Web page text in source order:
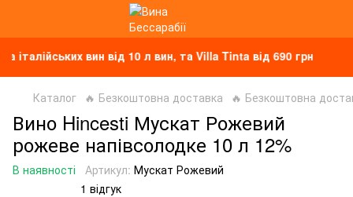
вин від 10 л вин, та Villa Tinta від 690 грн
Каталог 🔥 Безкоштовна доставка 🔥 Безкоштовна
Вино Hincesti Мускат Рожевий
рожеве напівсолодке 10 л 12%
В наявності Артикул: Мускат Рожевий
1 відгук